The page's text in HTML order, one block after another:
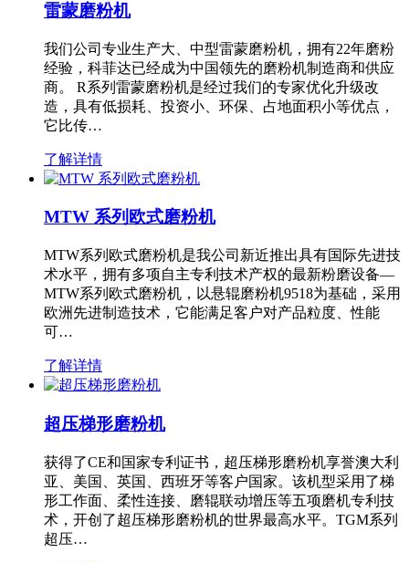
雷蒙磨粉机
我们公司专业生产大、中型雷蒙磨粉机，拥有22年磨粉
经验，科菲达已经成为中国领先的磨粉机制造商和供应
商。 R系列雷蒙磨粉机是经过我们的专家优化升级改
造，具有低损耗、投资小、环保、占地面积小等优点，
它比传…
了解详情
MTW 系列欧式磨粉机
MTW系列欧式磨粉机是我公司新近推出具有国际先进技
术水平，拥有多项自主专利技术产权的最新粉磨设备—
MTW系列欧式磨粉机，以悬辊磨粉机9518为基础，采用
欧洲先进制造技术，它能满足客户对产品粒度、性能
可…
了解详情
超压梯形磨粉机
获得了CE和国家专利证书，超压梯形磨粉机享誉澳大利
亚、美国、英国、西班牙等客户国家。该机型采用了梯
形工作面、柔性连接、磨辊联动增压等五项磨机专利技
术，开创了超压梯形磨粉机的世界最高水平。TGM系列
超压…